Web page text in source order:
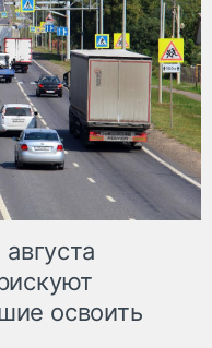
освоить